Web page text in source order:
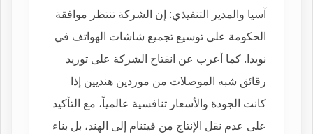
آسيا والمدير التنفيذي: إن الشركة تنتظر موافقة
الحكومة على توسيع تجميع شاشات الهواتف في
نويدا. كما أعرب عن انفتاح الشركة على توريد
رقائق شبه الموصلات من موردين هنديين إذا
كانت الجودة والأسعار تنافسية عالمياً، مع التأكيد
على عدم نقل الإنتاج من فيتنام إلى الهند، بل بناء